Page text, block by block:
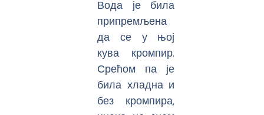
Вода је била
припремљена
да се у њој
кува кромпир.
Срећом па је
била хладна и
без кромпира,